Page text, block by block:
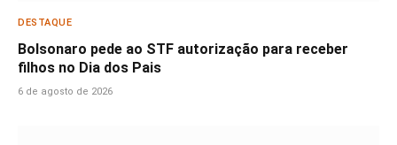
DESTAQUE
Bolsonaro pede ao STF autorização para receber
filhos no Dia dos Pais
6 de agosto de 2026